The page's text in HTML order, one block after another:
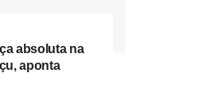
absoluta na
aponta